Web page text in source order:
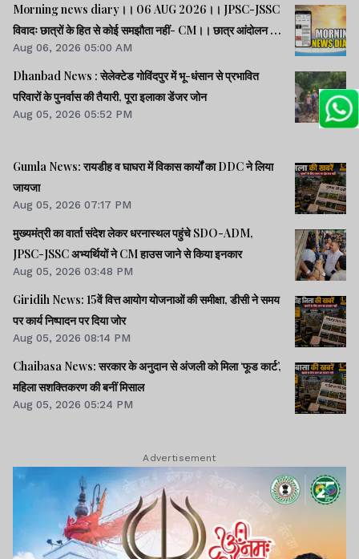
Morning news diary।। 06 AUG 2026।। JPSC-JSSC
विवादः छात्रों के हित से कोई समझौता नहीं- CM।। छात्र आंदोलन के
समर्थन में झारखंड आएंगे अभिजीत दीपके।। जब तक अमित शाह सदन
में जवाब नहीं देते, चर्चा नहीं होगीः राहुल।। समेत कई खबरें व वीडियो.
Aug 06, 2026 05:00 AM
Dhanbad News : सेलेक्टेड गोविंदपुर में भू-धंसान से प्रभावित
परिवारों के पुनर्वास की तैयारी, पूरा इलाका डेंजर जोन
Aug 05, 2026 05:52 PM
Gumla News: रायडीह व घाघरा में विकास कार्यों का DDC ने लिया
जायजा
Aug 05, 2026 07:17 PM
मुख्यमंत्री का वार्ता संदेश लेकर धरनास्थल पहुंचे SDO-ADM,
JPSC-JSSC अभ्यर्थियों ने CM हाउस जाने से किया इनकार
Aug 05, 2026 03:48 PM
Giridih News: 15वें वित्त आयोग योजनाओं की समीक्षा, डीसी ने समय
पर कार्य निष्पादन पर दिया जोर
Aug 05, 2026 08:14 PM
Chaibasa News: सरकार के अनुदान से अंजली को मिला ‘फूड कार्ट’,
महिला सशक्तिकरण की बनीं मिसाल
Aug 05, 2026 05:24 PM
Advertisement